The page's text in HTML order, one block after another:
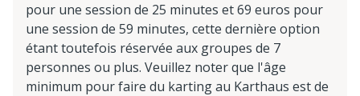
pour une session de 25 minutes et 69 euros pour
une session de 59 minutes, cette dernière option
étant toutefois réservée aux groupes de 7
personnes ou plus. Veuillez noter que l'âge
minimum pour faire du karting au Karthaus est de